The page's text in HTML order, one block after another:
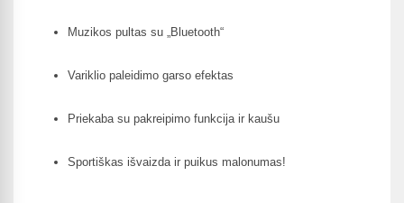
Muzikos pultas su „Bluetooth“
Variklio paleidimo garso efektas
Priekaba su pakreipimo funkcija ir kaušu
Sportiškas išvaizda ir puikus malonumas!